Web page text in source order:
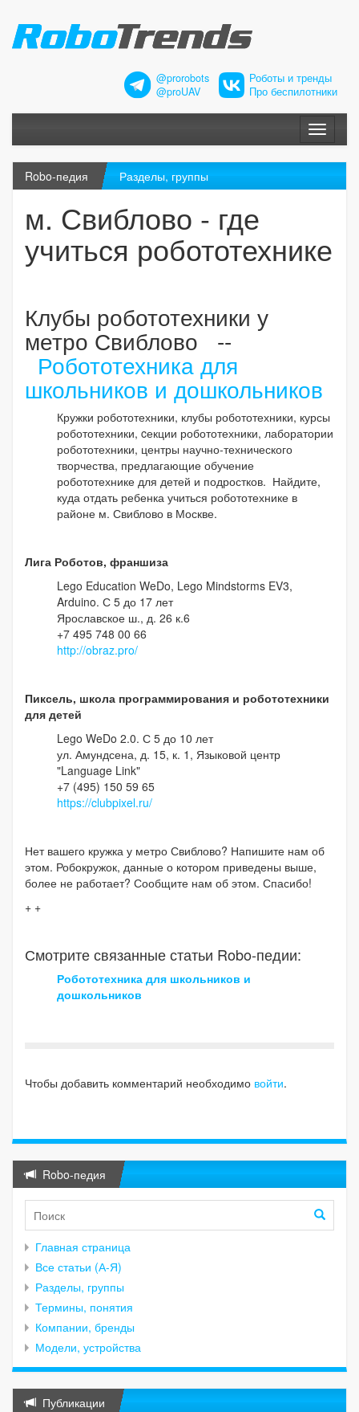
@prorobots
@proUAV
Роботы и тренды
Про беспилотники
Меню
Robo-педия Разделы, группы
м. Свиблово - где
учиться робототехнике
Клубы робототехники у
метро Свиблово --
Робототехника для
школьников и дошкольников
Кружки робототехники, клубы робототехники, курсы
робототехники, cекции робототехники, лаборатории
робототехники, центры научно-технического
творчества, предлагающие обучение
робототехнике для детей и подростков. Найдите,
куда отдать ребенка учиться робототехнике в
районе м. Свиблово в Москве.
Лига Роботов, франшиза
Lego Education WeDo, Lego Mindstorms EV3,
Arduino. С 5 до 17 лет
Ярославское ш., д. 26 к.6
+7 495 748 00 66
http://obraz.pro/
Пиксель, школа программирования и робототехники
для детей
Lego WeDo 2.0. С 5 до 10 лет
ул. Амундсена, д. 15, к. 1, Языковой центр
"Language Link"
+7 (495) 150 59 65
https://clubpixel.ru/
Нет вашего кружка у метро Свиблово? Напишите нам об
этом. Робокружок, данные о котором приведены выше,
более не работает? Сообщите нам об этом. Спасибо!
+ +
Смотрите связанные статьи Robo-педии:
Робототехника для школьников и
дошкольников
Чтобы добавить комментарий необходимо войти.
Robo-педия
Главная страница
Все статьи (А-Я)
Разделы, группы
Термины, понятия
Компании, бренды
Модели, устройства
Публикации